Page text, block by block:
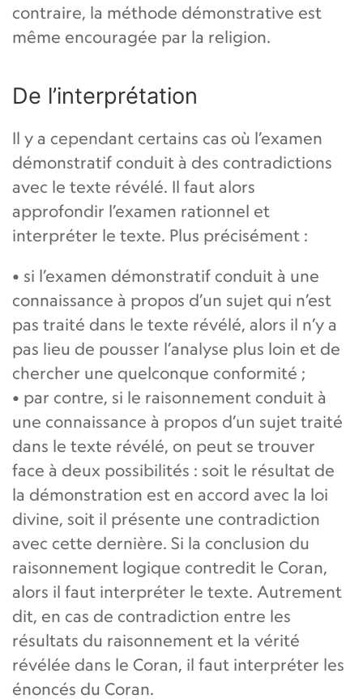
contraire, la méthode démonstrative est
même encouragée par la religion.
De l’interprétation
Il y a cependant certains cas où l’examen
démonstratif conduit à des contradictions
avec le texte révélé. Il faut alors
approfondir l’examen rationnel et
interpréter le texte. Plus précisément :
• si l’examen démonstratif conduit à une
connaissance à propos d’un sujet qui n’est
pas traité dans le texte révélé, alors il n’y a
pas lieu de pousser l’analyse plus loin et de
chercher une quelconque conformité ;
• par contre, si le raisonnement conduit à
une connaissance à propos d’un sujet traité
dans le texte révélé, on peut se trouver
face à deux possibilités : soit le résultat de
la démonstration est en accord avec la loi
divine, soit il présente une contradiction
avec cette dernière. Si la conclusion du
raisonnement logique contredit le Coran,
alors il faut interpréter le texte. Autrement
dit, en cas de contradiction entre les
résultats du raisonnement et la vérité
révélée dans le Coran, il faut interpréter les
énoncés du Coran.